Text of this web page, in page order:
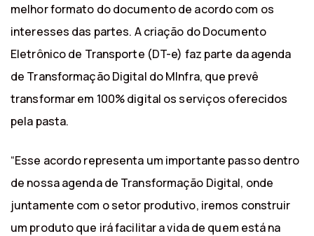
melhor formato do documento de acordo com os
interesses das partes. A criação do Documento
Eletrônico de Transporte (DT-e) faz parte da agenda
de Transformação Digital do MInfra, que prevê
transformar em 100% digital os serviços oferecidos
pela pasta.
“Esse acordo representa um importante passo dentro
de nossa agenda de Transformação Digital, onde
juntamente com o setor produtivo, iremos construir
um produto que irá facilitar a vida de quem está na